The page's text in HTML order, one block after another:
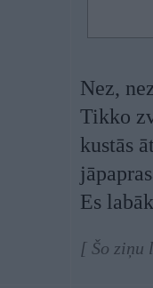
Nez,
Tikko
kustās
Es
[ Šo ziņu